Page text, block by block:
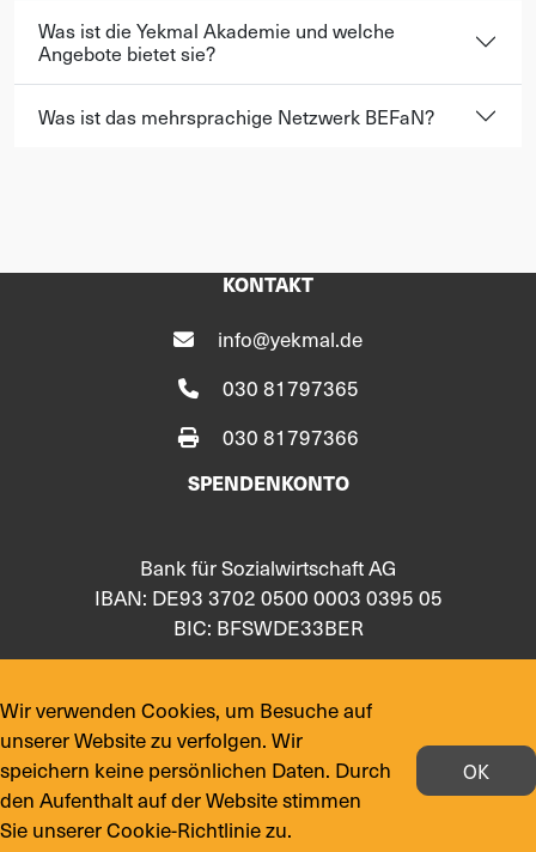
Was ist die Yekmal Akademie und welche
Angebote bietet sie?
Was ist das mehrsprachige Netzwerk BEFaN?
KONTAKT
info@yekmal.de
030 81797365
030 81797366
SPENDENKONTO
Bank für Sozialwirtschaft AG
IBAN: DE93 3702 0500 0003 0395 05
BIC: BFSWDE33BER
© 2024 Copyright:
Wir verwenden Cookies, um Besuche auf
unserer Website zu verfolgen. Wir
speichern keine persönlichen Daten. Durch
den Aufenthalt auf der Website stimmen
Sie unserer Cookie-Richtlinie zu.
OK